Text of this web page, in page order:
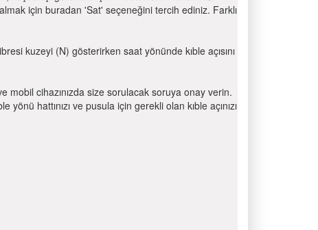
için buradan 'Sat' seçeneğini tercih ediniz. Farklı
kuzeyi (N) gösterirken saat yönünde kıble açısını
mobil cihazınızda size sorulacak soruya onay verin.
hattınızı ve pusula için gerekli olan kıble açınızı